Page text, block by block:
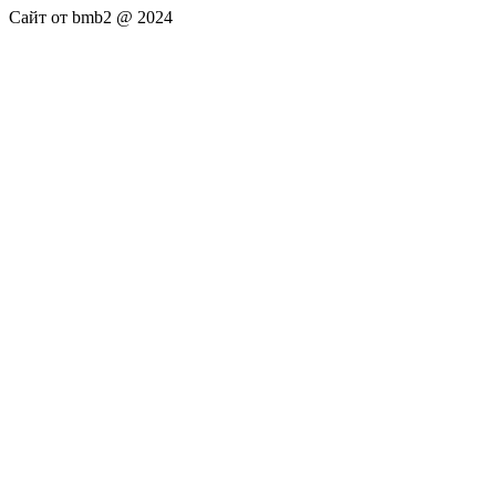
Сайт от bmb2 @ 2024